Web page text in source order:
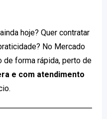
hoje? Quer contratar
No Mercado
de forma rápida, perto de
e com atendimento